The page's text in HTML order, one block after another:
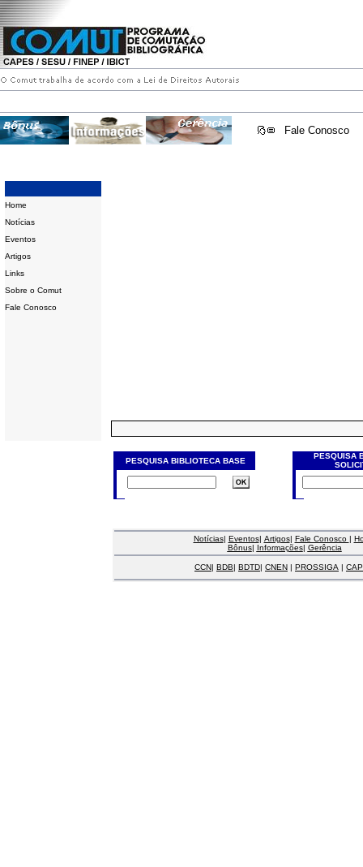
Fale Conosco
Home
Notícias
Eventos
Artigos
Links
Sobre o Comut
Fale Conosco
PESQUISA BIBLIOTECA BASE
PESQUISA
Notícias| Eventos| Artigos| Fale Conosco |
Bônus| Informações| Gerência
CCN| BDB| BDTD| CNEN | PROSSIGA |